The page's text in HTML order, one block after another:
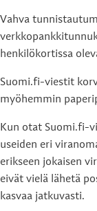
Vahva
henkilökortissa
Suomi.fi-viestit
myöhemmin
Kun otat Suomi.fi-
useiden eri
erikseen jokaisen
eivät vielä lähetä
kasvaa jatkuvasti.